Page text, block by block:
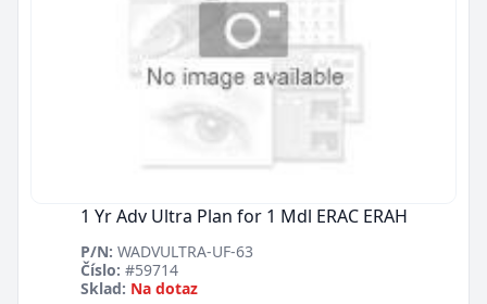
1 Yr Adv Ultra Plan for 1 Mdl ERAC ERAH
P/N: WADVULTRA-UF-63
Číslo: #59714
Sklad: Na dotaz